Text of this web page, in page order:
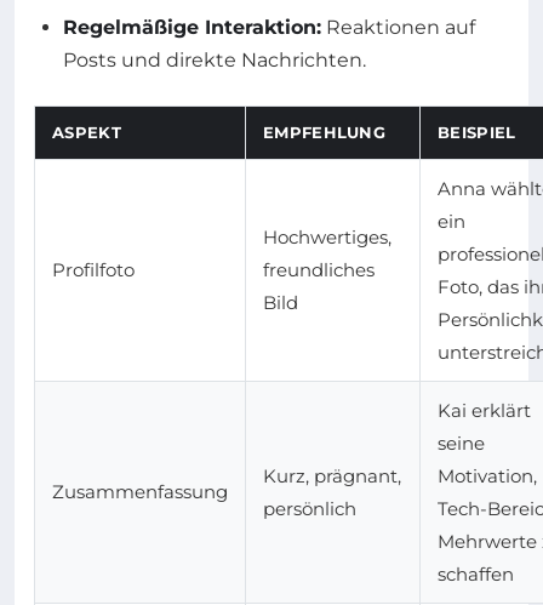
Regelmäßige Interaktion: Reaktionen auf
Posts und direkte Nachrichten.
ASPEKT EMPFEHLUNG BEISPIEL
Profilfoto
Hochwertiges,
freundliches
Bild
Anna
ein
Foto, das
Zusammenfassung
Kurz, prägnant,
persönlich
Kai erklärt
seine
Motivation,
Tech-
Mehrwerte
schaffen